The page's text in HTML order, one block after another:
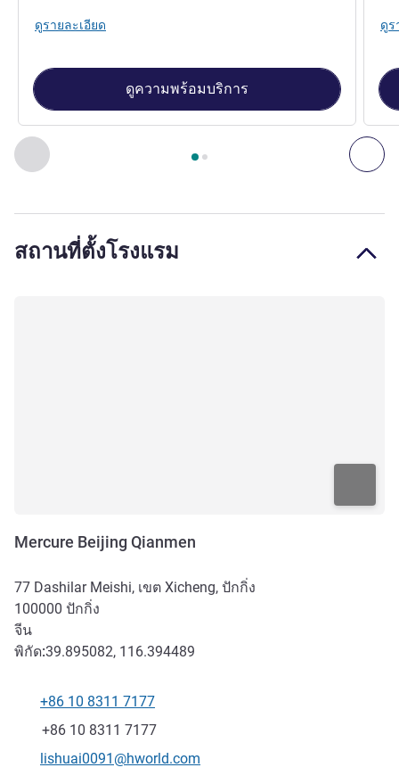
ก่อนหน้า - ห้องพัก ถั
หน้า1 , ห้องพัก 1 : ห้องสแตนดาร์ด เตียงควีนไซส์ , ห้อง
ดูรายละเอียด
ดูความพร้อมบริการ
ดูร
สถานที่ตั้งโรงแรม
Mercure Beijing Qianmen
77 Dashilar Meishi, เขต Xicheng, ปักกิ่ง
100000 ปักกิ่ง
จีน
พิกัด:39.895082, 116.394489
โทรศัพท์
+86 10 8311 7177
แฟกซ์
+86 10 8311 7177
อีเมลติดต่อ
lishuai0091@hworld.com